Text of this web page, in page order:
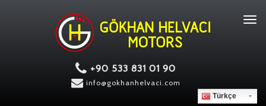
+90 533 831 01 90
info@gokhanhelvaci.com
Türkçe